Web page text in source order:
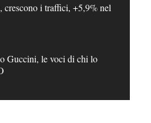
i traffici, +5,9% nel
Guccini, le voci di chi lo